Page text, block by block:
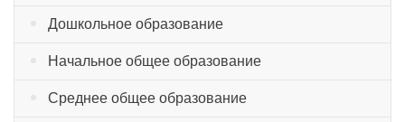
Дошкольное образование
Начальное общее образование
Среднее общее образование